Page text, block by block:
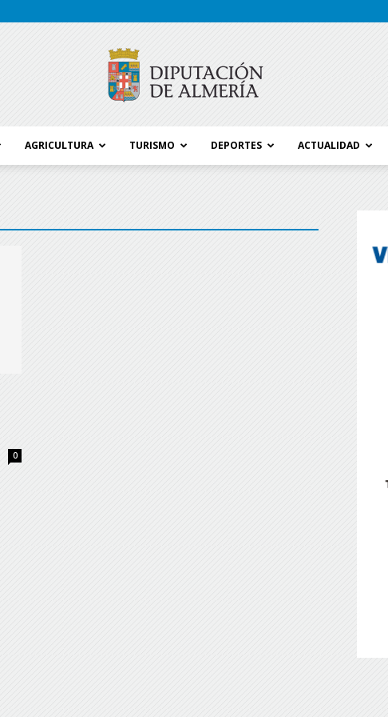
AGRICULTURA TURISMO DEPORTES ACTUALIDAD
0